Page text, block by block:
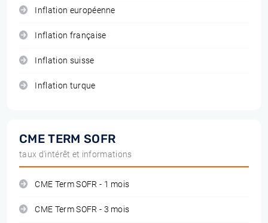
Inflation européenne
Inflation française
Inflation suisse
Inflation turque
CME TERM SOFR
taux d'intérêt et informations
CME Term SOFR - 1 mois
CME Term SOFR - 3 mois